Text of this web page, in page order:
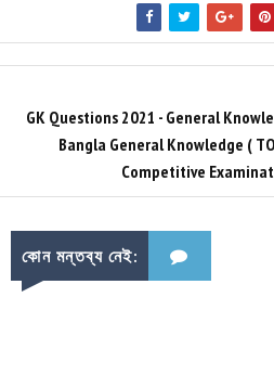
GK Questions 2021 - General
Bangla General Knowledge (
Competitive
কোন মন্তব্য নেই: